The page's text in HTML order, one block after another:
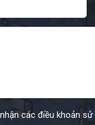
các điều khoản